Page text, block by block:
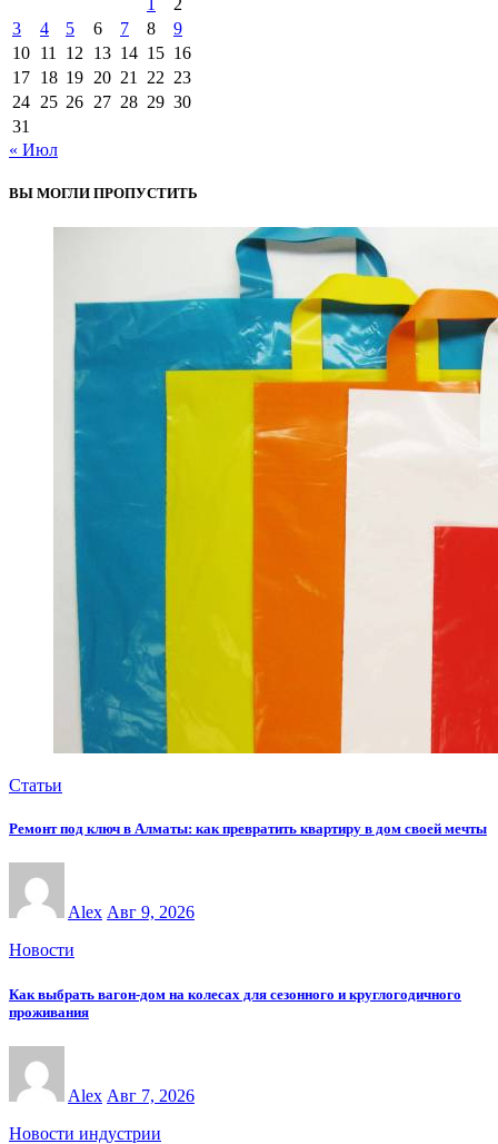
3
4 5 6 7 8
9
10 11 12 13 14 15 16
17 18 19 20 21 22 23
24 25 26 27 28 29 30
31
« Июл
ВЫ МОГЛИ ПРОПУСТИТЬ
Статьи
Ремонт под ключ в Алматы: как превратить квартиру в дом своей мечты
Alex Авг 9, 2026
Новости
Как выбрать вагон-дом на колесах для сезонного и круглогодичного
проживания
Alex Авг 7, 2026
Новости индустрии